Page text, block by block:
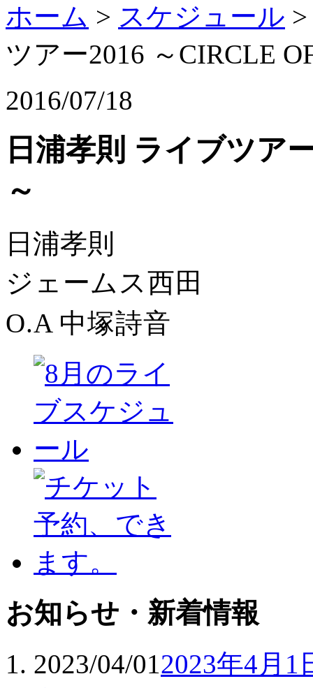
ホーム > スケジュール
ツアー2016 ～CIRCLE
2016/07/18
日浦孝則 ライブツア
～
日浦孝則
ジェームス西田
O.A 中塚詩音
お知らせ・新着情報
2023/04/012023年4月